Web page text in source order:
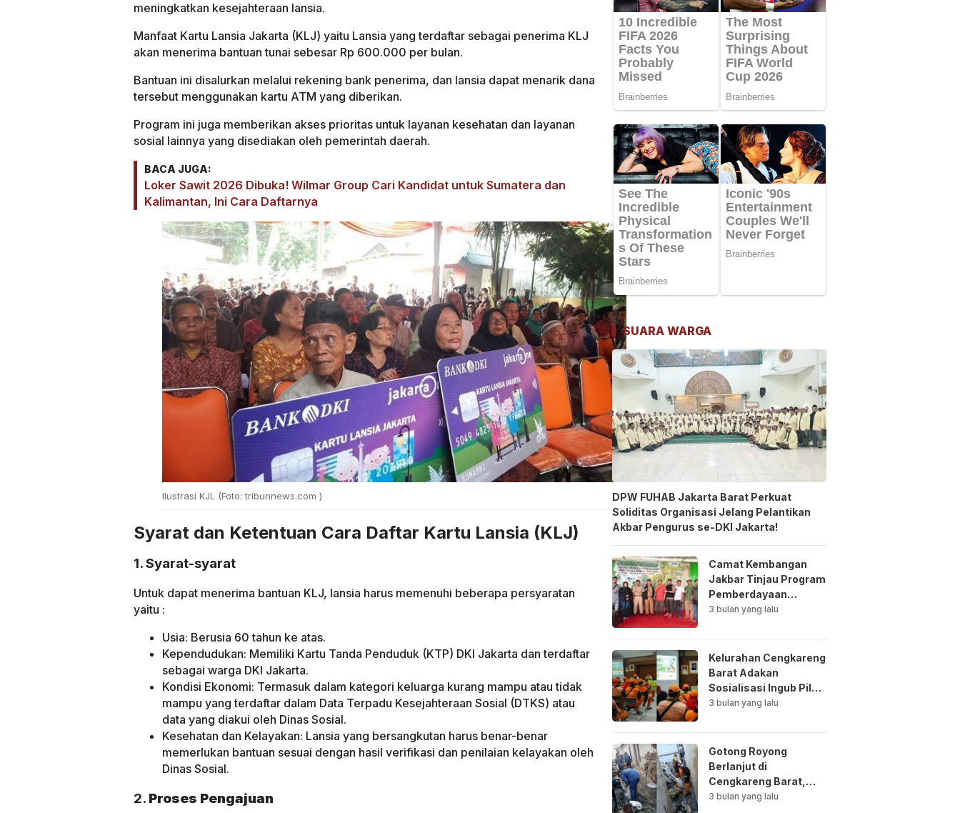
meningkatkan kesejahteraan lansia.
Manfaat Kartu Lansia Jakarta (KLJ) yaitu Lansia yang terdaftar sebagai penerima KLJ
akan menerima bantuan tunai sebesar Rp 600.000 per bulan.
Bantuan ini disalurkan melalui rekening bank penerima, dan lansia dapat menarik dana
tersebut menggunakan kartu ATM yang diberikan.
Program ini juga memberikan akses prioritas untuk layanan kesehatan dan layanan
sosial lainnya yang disediakan oleh pemerintah daerah.
BACA JUGA:
Loker Sawit 2026 Dibuka! Wilmar Group Cari Kandidat untuk Sumatera dan
Kalimantan, Ini Cara Daftarnya
Ilustrasi KJL (Foto: tribunnews.com )
Syarat dan Ketentuan Cara Daftar Kartu Lansia (KLJ)
1. Syarat-syarat
Untuk dapat menerima bantuan KLJ, lansia harus memenuhi beberapa persyaratan
yaitu :
Usia: Berusia 60 tahun ke atas.
Kependudukan: Memiliki Kartu Tanda Penduduk (KTP) DKI Jakarta dan terdaftar
sebagai warga DKI Jakarta.
Kondisi Ekonomi: Termasuk dalam kategori keluarga kurang mampu atau tidak
mampu yang terdaftar dalam Data Terpadu Kesejahteraan Sosial (DTKS) atau
data yang diakui oleh Dinas Sosial.
Kesehatan dan Kelayakan: Lansia yang bersangkutan harus benar-benar
memerlukan bantuan sesuai dengan hasil verifikasi dan penilaian kelayakan oleh
Dinas Sosial.
2. Proses Pengajuan
SUARA WARGA
DPW FUHAB Jakarta Barat Perkuat
Soliditas Organisasi Jelang Pelantikan
Akbar Pengurus se-DKI Jakarta!
Camat Kembangan
Jakbar Tinjau Program
Pemberdayaan
Lingkungan di Bale
3 bulan yang lalu
Kelurahan Cengkareng
Barat Adakan
Sosialisasi Ingub Pilah
Sampah Kepada PPSU
3 bulan yang lalu
Gotong Royong
Berlanjut di
Cengkareng Barat,
Saluran Air
3 bulan yang lalu